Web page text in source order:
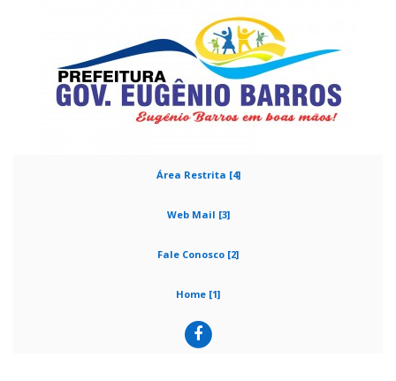
Área Restrita [4]
Web Mail [3]
Fale Conosco [2]
Home [1]